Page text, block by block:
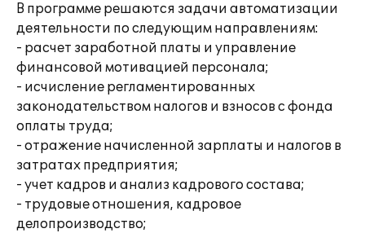
В программе решаются задачи автоматизации
деятельности по следующим направлениям:
- расчет заработной платы и управление
финансовой мотивацией персонала;
- исчисление регламентированных
законодательством налогов и взносов с фонда
оплаты труда;
- отражение начисленной зарплаты и налогов в
затратах предприятия;
- учет кадров и анализ кадрового состава;
- трудовые отношения, кадровое
делопроизводство;